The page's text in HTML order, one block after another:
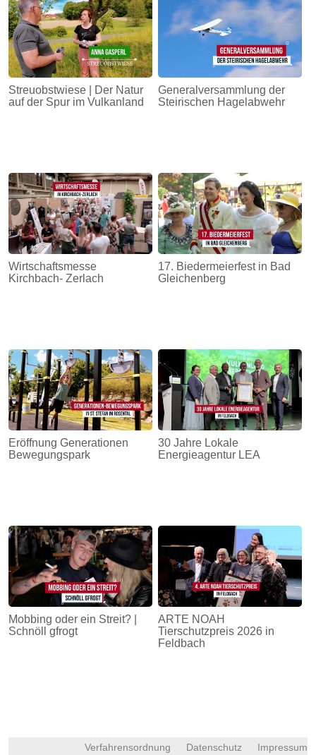
Streuobstwiese | Der Natur
auf der Spur im Vulkanland
Generalversammlung der
Steirischen Hagelabwehr
Wirtschaftsmesse
Kirchbach- Zerlach
17. Biedermeierfest in Bad
Gleichenberg
Eröffnung Generationen
Bewegungspark
30 Jahre Lokale
Energieagentur LEA
Mobbing oder ein Streit? |
Schnöll gfrogt
ARTE NOAH
Tierschutzpreis 2026 in
Feldbach
Impressum
Datenschutz
Verfahrensordnung